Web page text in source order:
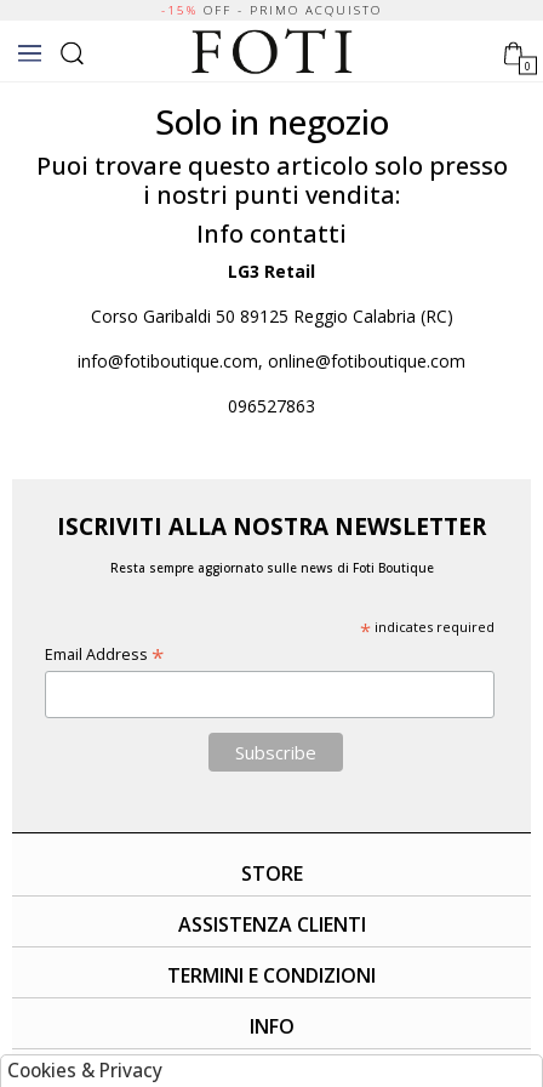
-15% OFF - PRIMO ACQUISTO
0
Solo in negozio
Puoi trovare questo articolo solo presso
i nostri punti vendita:
Info contatti
LG3 Retail
Corso Garibaldi 50 89125 Reggio Calabria (RC)
info@fotiboutique.com, online@fotiboutique.com
096527863
ISCRIVITI ALLA NOSTRA NEWSLETTER
Resta sempre aggiornato sulle news di Foti Boutique
*indicates required
Email Address *
STORE
ASSISTENZA CLIENTI
TERMINI E CONDIZIONI
INFO
Cookies & Privacy